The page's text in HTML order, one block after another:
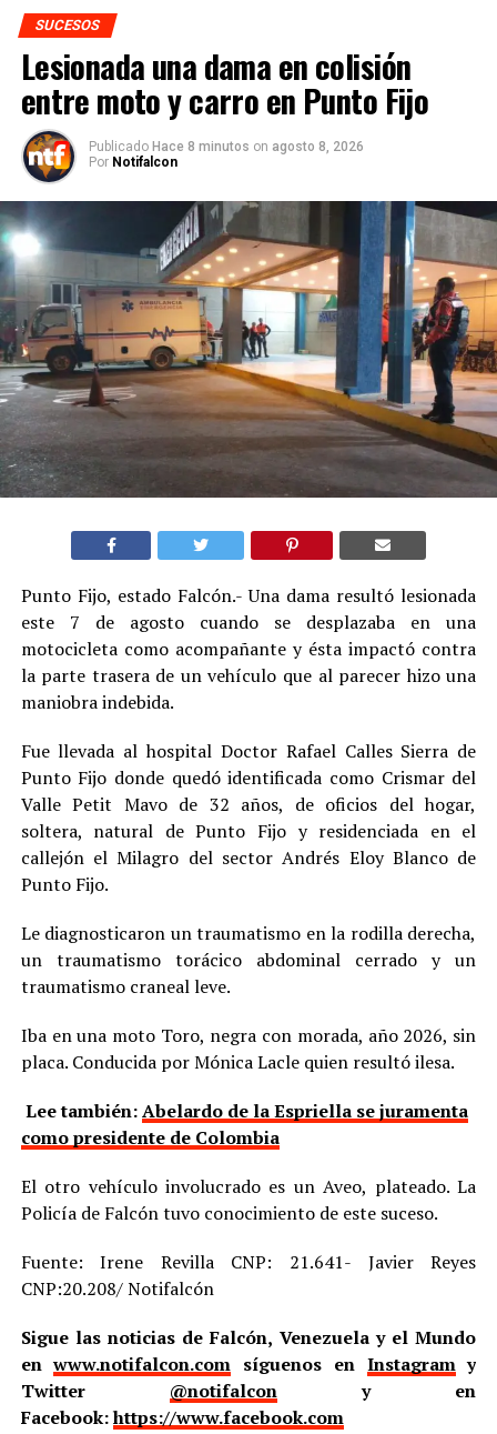
SUCESOS
Lesionada una dama en colisión
entre moto y carro en Punto Fijo
Publicado Hace 8 minutos on agosto 8, 2026
Por Notifalcon
Punto Fijo, estado Falcón.- Una dama resultó lesionada
este 7 de agosto cuando se desplazaba en una
motocicleta como acompañante y ésta impactó contra
la parte trasera de un vehículo que al parecer hizo una
maniobra indebida.
Fue llevada al hospital Doctor Rafael Calles Sierra de
Punto Fijo donde quedó identificada como Crismar del
Valle Petit Mavo de 32 años, de oficios del hogar,
soltera, natural de Punto Fijo y residenciada en el
callejón el Milagro del sector Andrés Eloy Blanco de
Punto Fijo.
Le diagnosticaron un traumatismo en la rodilla derecha,
un traumatismo torácico abdominal cerrado y un
traumatismo craneal leve.
Iba en una moto Toro, negra con morada, año 2026, sin
placa. Conducida por Mónica Lacle quien resultó ilesa.
Lee también:Abelardo de la Espriella se juramenta
como presidente de Colombia
El otro vehículo involucrado es un Aveo, plateado. La
Policía de Falcón tuvo conocimiento de este suceso.
Fuente: Irene Revilla CNP: 21.641- Javier Reyes
CNP:20.208/ Notifalcón
Sigue las noticias de Falcón, Venezuela y el Mundo
enwww.notifalcon.com síguenos en Instagramy
Twitter @notifalcony en
Facebook:https://www.facebook.com